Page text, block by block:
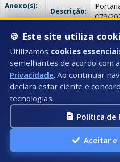
Anexo(s):
Descrição:
079/
PUBLICAÇÕES: SETRANFRO -
Data:
25/08/2023
Número:
022/2023
Título:
PORTARIA - MAXXI
Tipo:
PUBLICAÇÕES:
FROTAS
Descrição:
AQUISIÇÃO DE
🍪 Este site utiliza
Utilizamos cookies
semelhantes de acordo com
Privacidade. Ao continuar
declara estar ciente e
tecnologias.
Política de
Aceitar e